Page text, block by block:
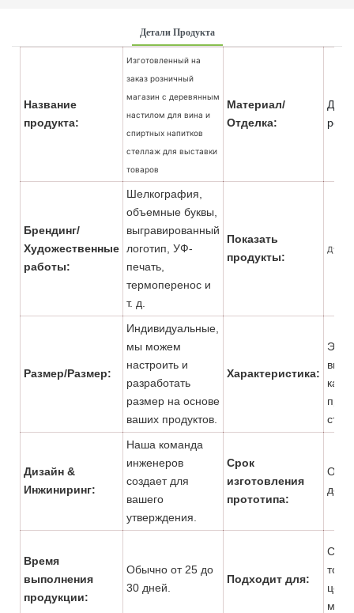
Детали Продукта
Название
продукта:
Изготовленный на
заказ розничный
магазин с деревянным
настилом для вина и
спиртных напитков
стеллаж для выставки
товаров
Материал/
Отделка:
Брендинг/
Художественные
работы:
Шелкография,
объемные буквы,
выгравированный
логотип, УФ-
печать,
термоперенос и
т. д.
Показать
продукты:
Размер/Размер:
Индивидуальные,
мы можем
настроить и
разработать
размер на основе
ваших продуктов.
Характеристика:
Дизайн &
Инжиниринг:
Наша команда
инженеров
создает для
вашего
утверждения.
Срок
изготовления
прототипа:
до
Время
выполнения
продукции:
Обычно от 25 до
30 дней.
Подходит для: